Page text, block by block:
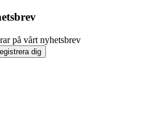
på vårt nyhetsbrev
dig